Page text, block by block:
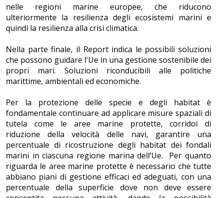
nelle regioni marine europee, che riducono
ulteriormente la resilienza degli ecosistemi marini e
quindi la resilienza alla crisi climatica.
Nella parte finale, il Report indica le possibili soluzioni
che possono guidare l'Ue in una gestione sostenibile dei
propri mari. Soluzioni riconducibili alle politiche
marittime, ambientali ed economiche.
Per la protezione delle specie e degli habitat è
fondamentale continuare ad applicare misure spaziali di
tutela come le aree marine protette, corridoi di
riduzione della velocità delle navi, garantire una
percentuale di ricostruzione degli habitat dei fondali
marini in ciascuna regione marina dell’Ue. Per quanto
riguarda le aree marine protette è necessario che tutte
abbiano piani di gestione efficaci ed adeguati, con una
percentuale della superficie dove non deve essere